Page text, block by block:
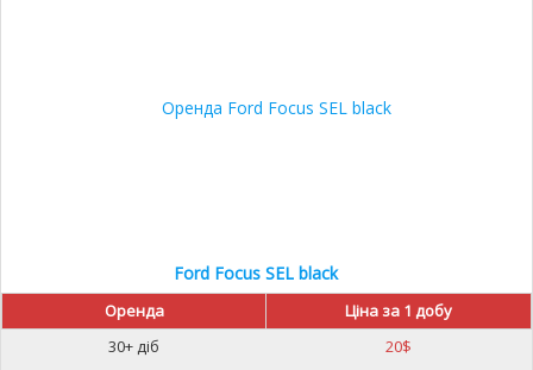
Ford Focus SEL black
Оренда
Ціна за 1 добу
30+ діб
20$